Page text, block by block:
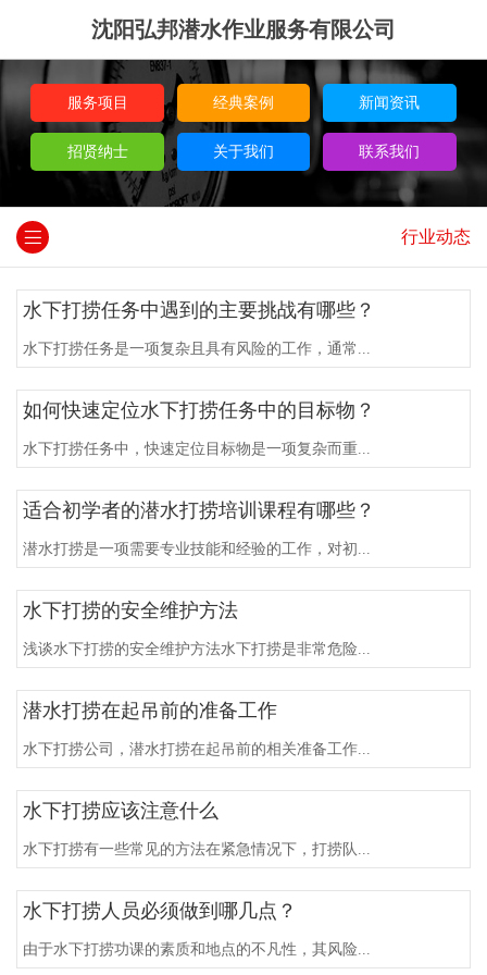
沈阳弘邦潜水作业服务有限公司
服务项目 经典案例 新闻资讯
招贤纳士 关于我们 联系我们
行业动态
水下打捞任务中遇到的主要挑战有哪些？
水下打捞任务是一项复杂且具有风险的工作，通常...
如何快速定位水下打捞任务中的目标物？
水下打捞任务中，快速定位目标物是一项复杂而重...
适合初学者的潜水打捞培训课程有哪些？
潜水打捞是一项需要专业技能和经验的工作，对初...
水下打捞的安全维护方法
浅谈水下打捞的安全维护方法水下打捞是非常危险...
潜水打捞在起吊前的准备工作
水下打捞公司，潜水打捞在起吊前的相关准备工作...
水下打捞应该注意什么
水下打捞有一些常见的方法在紧急情况下，打捞队...
水下打捞人员必须做到哪几点？
由于水下打捞功课的素质和地点的不凡性，其风险...